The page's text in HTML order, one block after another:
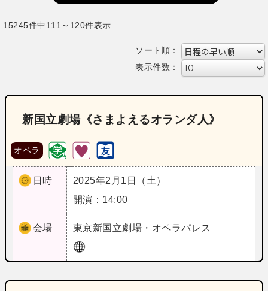
15245件中111～120件表示
ソート順：
表示件数：
新国立劇場《さまよえるオランダ人》
オペラ
日時
2025年2月1日（土）
開演：14:00
会場 東京新国立劇場・オペラパレス